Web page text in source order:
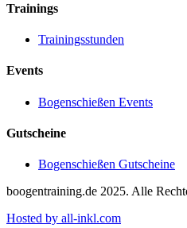
Trainings
Trainingsstunden
Events
Bogenschießen Events
Gutscheine
Bogenschießen Gutscheine
boogentraining.de 2025. Alle
Hosted by all-inkl.com